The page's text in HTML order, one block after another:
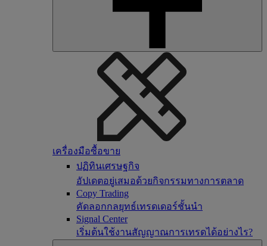
เครื่องมือซื้อขาย
ปฏิทินเศรษฐกิจ
อัปเดตอยู่เสมอด้วยกิจกรรมทางการตลาด
Copy Trading
คัดลอกกลยุทธ์เทรดเดอร์ชั้นนำ
Signal Center
เริ่มต้นใช้งานสัญญาณการเทรดได้อย่างไร?